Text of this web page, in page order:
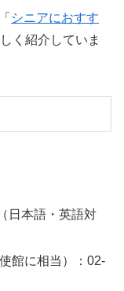
シニアにおすす
く紹介していま
日本語・英語対
館に相当）：02-